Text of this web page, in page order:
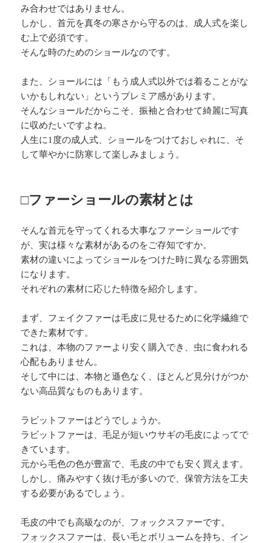
み合わせではありません。
しかし、首元を真冬の寒さから守るのは、成人式を楽し
む上で必須です。
そんな時のためのショールなのです。
また、ショールには「もう成人式以外では着ることがな
いかもしれない」というプレミア感があります。
そんなショールだからこそ、振袖と合わせて綺麗に写真
に収めたいですよね。
人生に1度の成人式、ショールをつけておしゃれに、そ
して華やかに防寒して楽しみましょう。
□ファーショールの素材とは
そんな首元を守ってくれる大事なファーショールです
が、実は様々な素材があるのをご存知ですか。
素材の違いによってショールをつけた時に異なる雰囲気
になります。
それぞれの素材に応じた特徴を紹介します。
まず、フェイクファーは毛皮に見せるために化学繊維で
できた素材です。
これは、本物のファーより安く購入でき、虫に食われる
心配もありません。
そして中には、本物と遜色なく、ほとんど見分けがつか
ない高品質なものもあります。
ラビットファーはどうでしょうか。
ラビットファーは、毛足が短いウサギの毛皮によってで
きています。
元から毛色の色が豊富で、毛皮の中でも安く買えます。
しかし、痛みやすく抜け毛が多いので、保管方法を工夫
する必要があるでしょう。
毛皮の中でも高級なのが、フォックスファーです。
フォックスファーは、長い毛とボリュームを持ち、イン